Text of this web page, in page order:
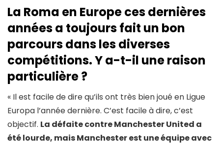
La Roma en Europe ces dernières
années a toujours fait un bon
parcours dans les diverses
compétitions. Y a-t-il une raison
particulière ?
« Il est facile de dire qu’ils ont très bien joué en Ligue
Europa l’année dernière. C’est facile à dire, c’est
objectif. La défaite contre Manchester United a
été lourde, mais Manchester est une équipe avec